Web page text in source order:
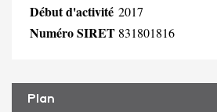
Début d'activité 2017
Numéro SIRET 831801816
Plan